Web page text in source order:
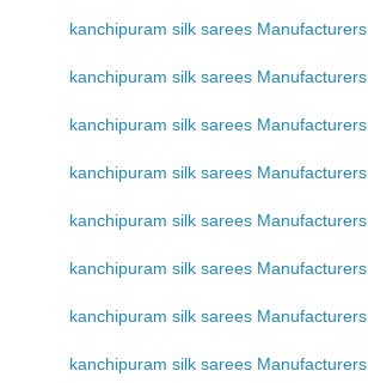
kanchipuram silk sarees Manufacturers
kanchipuram silk sarees Manufacturers
kanchipuram silk sarees Manufacturers
kanchipuram silk sarees Manufacturers
kanchipuram silk sarees Manufacturers
kanchipuram silk sarees Manufacturers
kanchipuram silk sarees Manufacturers
kanchipuram silk sarees Manufacturers